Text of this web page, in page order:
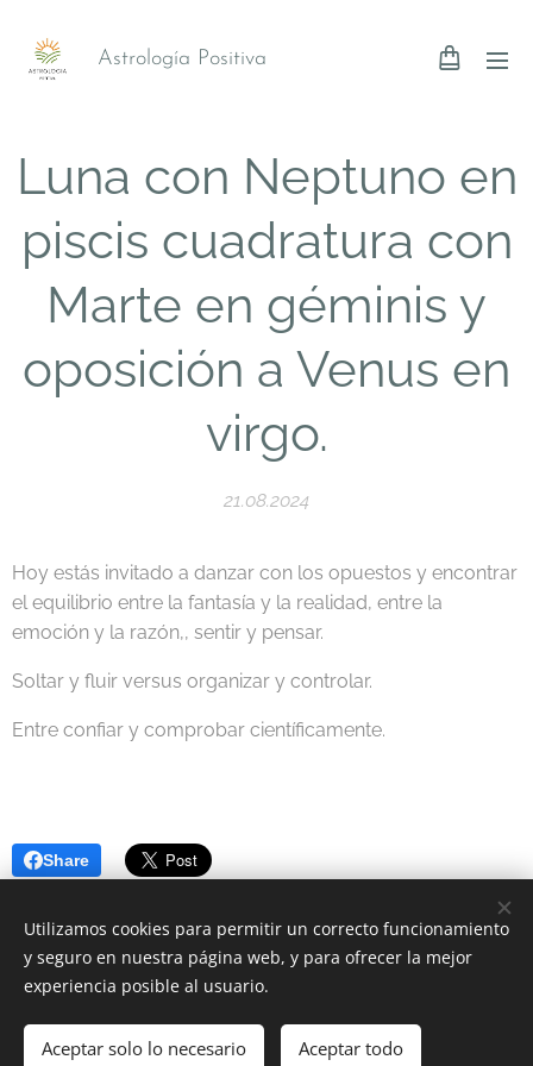
Astrología Positiva
Luna con Neptuno en
piscis cuadratura con
Marte en géminis y
oposición a Venus en
virgo.
21.08.2024
Hoy estás invitado a danzar con los opuestos y encontrar
el equilibrio entre la fantasía y la realidad, entre la
emoción y la razón,, sentir y pensar.
Soltar y fluir versus organizar y controlar.
Entre confiar y comprobar científicamente.
Share
2023 Astrología Positiva | Todos los derechos reservados.
Cookies
Utilizamos cookies para permitir un correcto funcionamiento
y seguro en nuestra página web, y para ofrecer la mejor
experiencia posible al usuario.
Aceptar solo lo necesario Aceptar todo